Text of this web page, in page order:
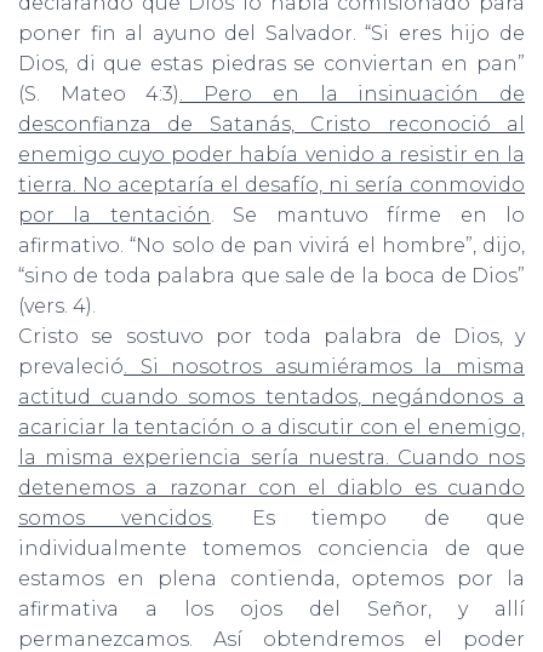
poner fin al ayuno del Salvador. “Si eres hijo de
Dios, di que estas piedras se conviertan en pan”
(S. Mateo 4:3). Pero en la insinuación de
desconfianza de Satanás, Cristo reconoció al
enemigo cuyo poder había venido a resistir en la
tierra. No aceptaría el desafío, ni sería conmovido
por la tentación. Se mantuvo fírme en lo
afirmativo. “No solo de pan vivirá el hombre”, dijo,
“sino de toda palabra que sale de la boca de Dios”
(vers. 4).
Cristo se sostuvo por toda palabra de Dios, y
prevaleció. Si nosotros asumiéramos la misma
actitud cuando somos tentados, negándonos a
acariciar la tentación o a discutir con el enemigo,
la misma experiencia sería nuestra. Cuando nos
detenemos a razonar con el diablo es cuando
somos vencidos. Es tiempo de que
individualmente tomemos conciencia de que
estamos en plena contienda, optemos por la
afirmativa a los ojos del Señor, y allí
permanezcamos. Así obtendremos el poder